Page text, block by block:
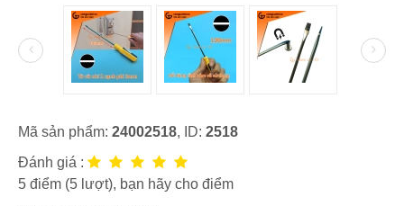
Mã sản phẩm: 24002518, ID: 2518
Đánh giá :
5 điểm (5 lượt), bạn hãy cho điểm